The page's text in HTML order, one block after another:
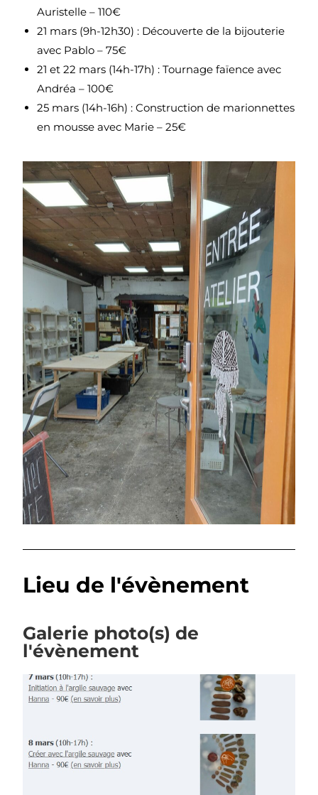
Auristelle – 110€
21 mars (9h-12h30) : Découverte de la bijouterie
avec Pablo – 75€
21 et 22 mars (14h-17h) : Tournage faïence avec
Andréa – 100€
25 mars (14h-16h) : Construction de marionnettes
en mousse avec Marie – 25€
Lieu de l'évènement
Galerie photo(s) de
l'évènement